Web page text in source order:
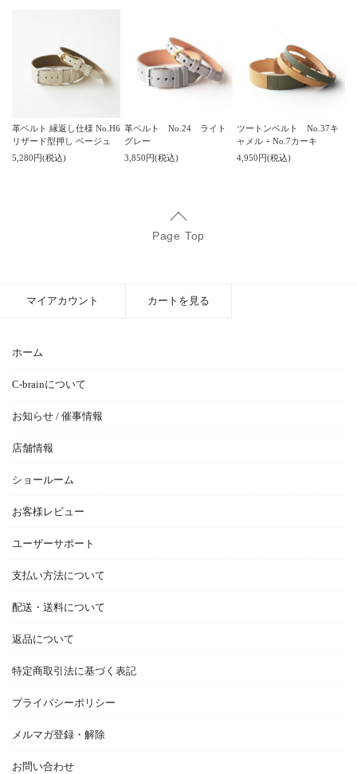
革ベルト 縁返し仕様 No.H6
リザード型押し ベージュ
5,280円(税込)
革ベルト No.24 ライト
グレー
3,850円(税込)
ツートンベルト No.37キ
ャメル + No.7カーキ
4,950円(税込)
Page Top
ホーム
C-brainについて
お知らせ / 催事情報
店舗情報
ショールーム
お客様レビュー
ユーザーサポート
支払い方法について
配送・送料について
返品について
特定商取引法に基づく表記
プライバシーポリシー
メルマガ登録・解除
お問い合わせ
マイアカウント カートを見る